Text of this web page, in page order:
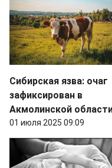
Сибирская язва: очаг
зафиксирован в
Акмолинской
01 июля 2025 09:09